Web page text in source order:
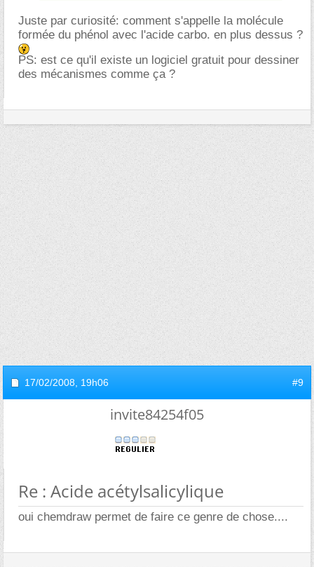
Juste par curiosité: comment s'appelle la molécule
formée du phénol avec l'acide carbo. en plus dessus ?
PS: est ce qu'il existe un logiciel gratuit pour dessiner
des mécanismes comme ça ?
17/02/2008, 19h06 #9
invite84254f05
Re : Acide acétylsalicylique
oui chemdraw permet de faire ce genre de chose....